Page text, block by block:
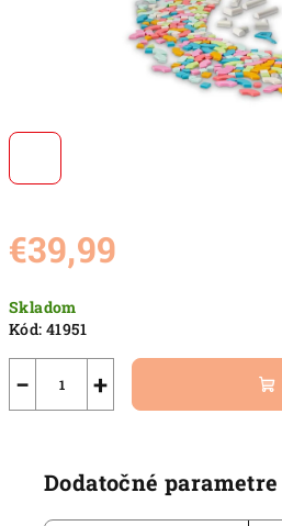
€39,99
cena:
Skladom
Kód: 41951
+
−
Dodatočné parametre